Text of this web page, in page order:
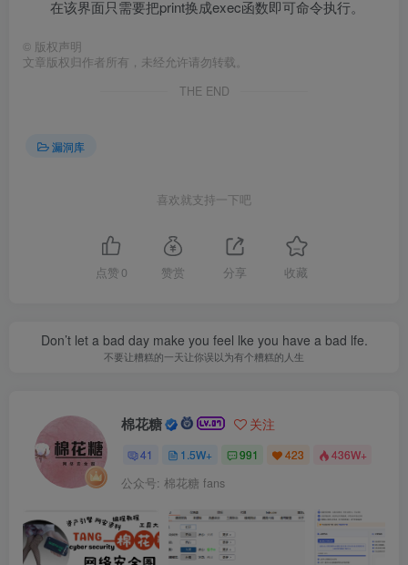
在该界面只需要把print换成exec函数即可命令执行。
© 版权声明
文章版权归作者所有，未经允许请勿转载。
THE END
漏洞库
喜欢就支持一下吧
点赞 0 赞赏 分享 收藏
Don’t let a bad day make you feel lke you have a bad lfe.
不要让糟糕的一天让你误以为有个糟糕的人生
棉花糖 关注
41 1.5W+ 991 423 436W+
公众号: 棉花糖 fans